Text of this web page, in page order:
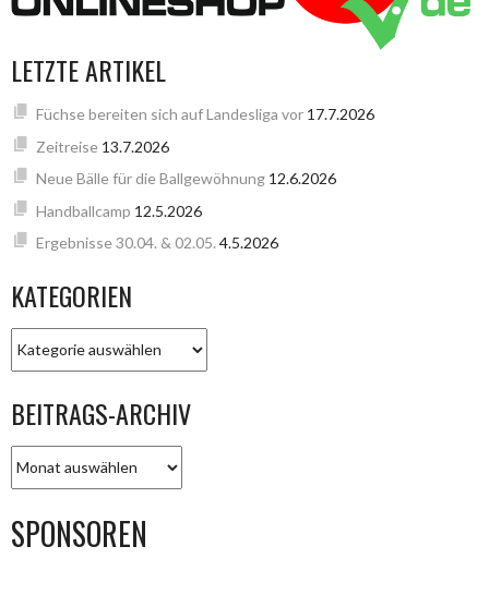
LETZTE ARTIKEL
Füchse bereiten sich auf Landesliga vor 17.7.2026
Zeitreise 13.7.2026
Neue Bälle für die Ballgewöhnung 12.6.2026
Handballcamp 12.5.2026
Ergebnisse 30.04. & 02.05. 4.5.2026
KATEGORIEN
BEITRAGS-ARCHIV
ARCHIV
SPONSOREN